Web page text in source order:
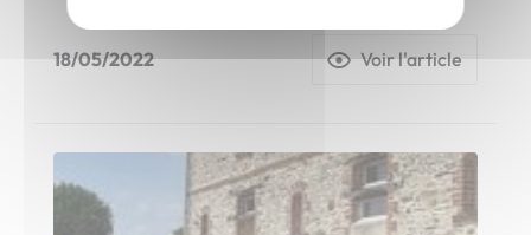
18/05/2022 Voir l'article